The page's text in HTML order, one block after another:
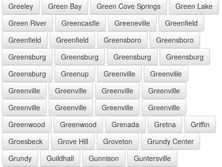
Greeley
Green Bay Green Cove Springs
Green Lake
Green River
Greencastle Greeneville
Greenfield
Greenfield
Greenfield Greensboro
Greensboro
Greensburg
Greensburg Greensburg
Greensburg
Greensburg
Greenup Greenville
Greenville
Greenville
Greenville Greenville
Greenville
Greenville
Greenville Greenville
Greenville
Greenwood
Greenwood Grenada Gretna
Griffin
Groesbeck
Grove Hill Groveton
Grundy Center
Grundy
Guildhall Gunnison
Guntersville